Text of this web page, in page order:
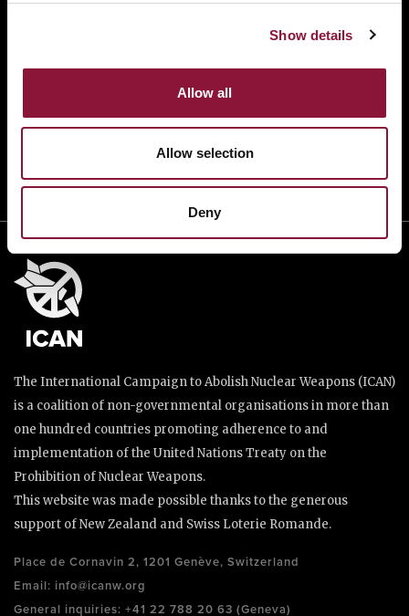
Show details
Allow all
Allow selection
Deny
DONATE
The International Campaign to Abolish Nuclear Weapons (ICAN)
is a coalition of non-governmental organisations in more than
one hundred countries promoting adherence to and
implementation of the United Nations Treaty on the
Prohibition of Nuclear Weapons.
This website was made possible thanks to the generous
support of New Zealand and Swiss Loterie Romande.
Place de Cornavin 2, 1201 Genève, Switzerland
Email: info@icanw.org
General inquiries: +41 22 788 20 63 (Geneva)